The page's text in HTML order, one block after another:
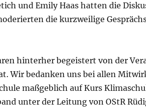
und Emily Haas hatten die
die kurzweilige
hinterher begeistert von der
Wir bedanken uns bei allen
maßgeblich auf Kurs
unter der Leitung von OStR